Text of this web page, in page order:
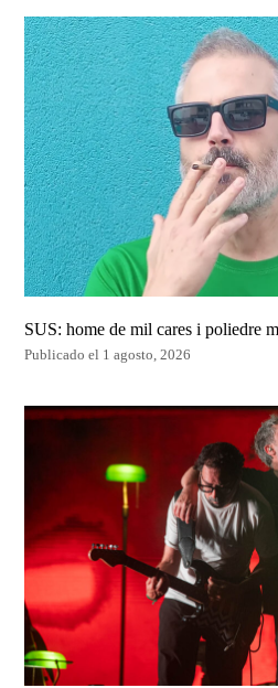
SUS: home de mil cares i poliedre
Publicado el 1 agosto, 2026